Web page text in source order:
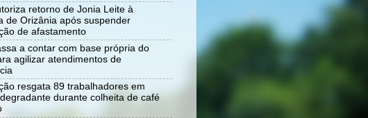
retorno de Jonia Leite à
de Orizânia após suspender
de afastamento
a contar com base própria do
agilizar atendimentos de
resgata 89 trabalhadores em
durante colheita de café